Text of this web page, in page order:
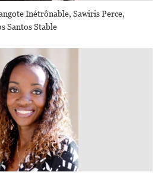
Inétrônable, Sawiris Perce,
Santos Stable